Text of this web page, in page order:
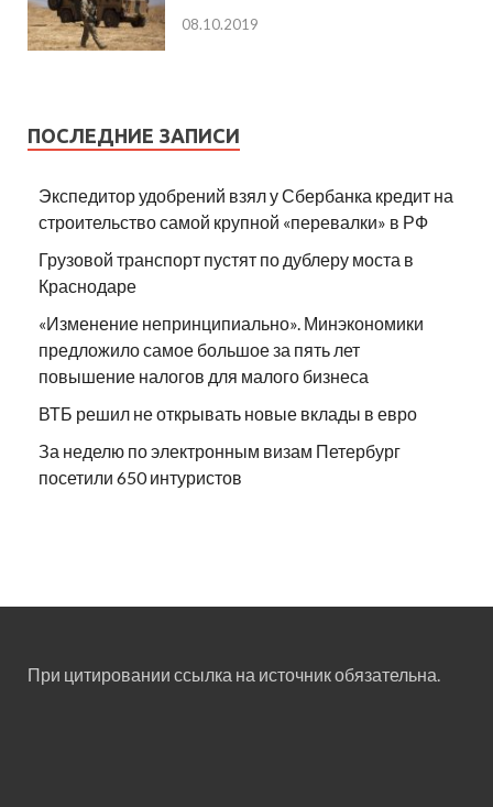
08.10.2019
ПОСЛЕДНИЕ ЗАПИСИ
Экспедитор удобрений взял у Сбербанка кредит на
строительство самой крупной «перевалки» в РФ
Грузовой транспорт пустят по дублеру моста в
Краснодаре
«Изменение непринципиально». Минэкономики
предложило самое большое за пять лет
повышение налогов для малого бизнеса
ВТБ решил не открывать новые вклады в евро
За неделю по электронным визам Петербург
посетили 650 интуристов
При цитировании ссылка на источник обязательна.